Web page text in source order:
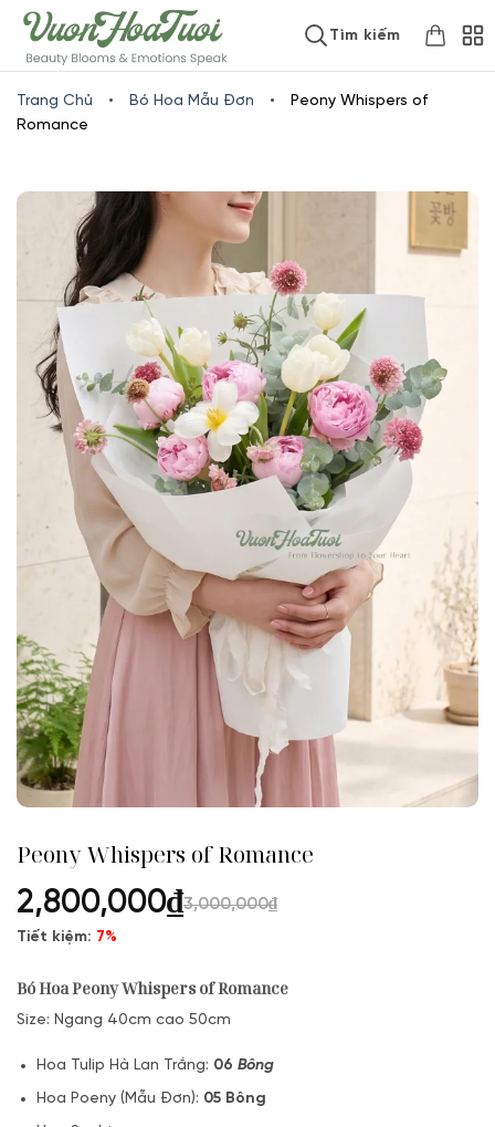
www.vuonhoatuoi.vnSkip
to
content
Tìm kiếm
Trang Chủ • Bó Hoa Mẫu Đơn •
Peony Whispers of
Romance
Peony Whispers of Romance
2,800,000₫3,000,000₫
Tiết kiệm: 7%
Bó Hoa Peony Whispers of Romance
Size: Ngang 40cm cao 50cm
Hoa Tulip Hà Lan Trắng: 06 Bông
Hoa Poeny (Mẫu Đơn): 05 Bông